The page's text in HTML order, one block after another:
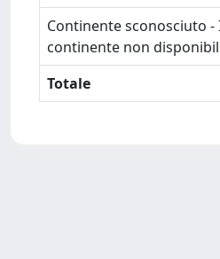
Continente sconosciuto -
continente non
Totale